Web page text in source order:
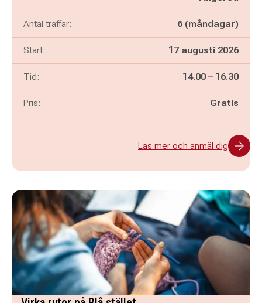
Antal träffar: 6 (måndagar)
Start: 17 augusti 2026
Tid: Pågår mellan
14.00 – och
16.30
Pris: Gratis
Läs mer och anmäl dig